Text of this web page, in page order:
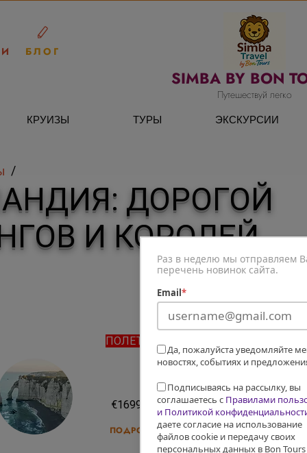
Раз в неделю мы отправляем
перечень новинок сайта.
Email*
Да, пожалуйста уведомляйте
новостях, событиях и
Подписываясь на рассылку, вы
соглашаетесь с Правилами
и Политикой
даете согласие на использование
файлов cookie и передачу своих
персональных данных в Bon Tours
БЛОГ
Путешествуй легко
SIMBA BY BON
КРУИЗЫ ТУРЫ ЭКСКУРСИИ
ДОРОГОЙ
И КОРОЛЕЙ
/
29.09.26
€1699
ПОДРОБНЕЕ
ПОЛЕТ EL AL